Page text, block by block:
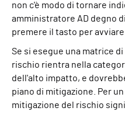
non c'è modo di tornare
amministratore AD degno
premere il tasto per
Se si esegue una matrice
rischio rientra nella
dell'alto impatto, e
piano di mitigazione. Per
mitigazione del rischio